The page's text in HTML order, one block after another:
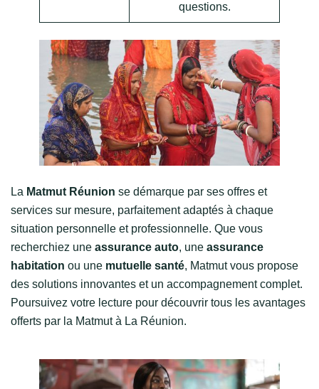
questions.
La Matmut Réunion se démarque par ses offres et
services sur mesure, parfaitement adaptés à chaque
situation personnelle et professionnelle. Que vous
recherchiez une assurance auto, une assurance
habitation ou une mutuelle santé, Matmut vous propose
des solutions innovantes et un accompagnement complet.
Poursuivez votre lecture pour découvrir tous les avantages
offerts par la Matmut à La Réunion.